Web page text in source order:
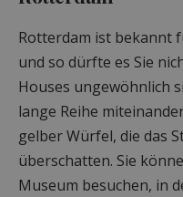
Rotterdam ist bekannt
und so dürfte es Sie
Houses ungewöhnlich
lange Reihe
gelber Würfel, die das
überschatten. Sie
Museum besuchen, in